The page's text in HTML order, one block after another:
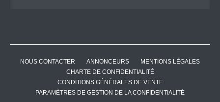
NOUS CONTACTER ANNONCEURS
MENTIONS LÉGALES
CHARTE DE CONFIDENTIALITÉ
CONDITIONS GÉNÉRALES DE VENTE
PARAMÈTRES DE GESTION DE LA CONFIDENTIALITÉ